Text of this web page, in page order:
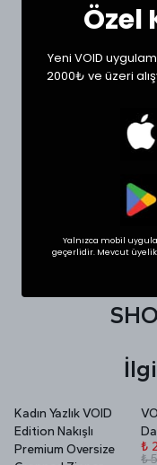
değişkenlik
dolabınızdaki
Ölçülerde +1/-1 cm
XLarge
Kadın Yazlık VOID
Edition Nakışlı
Premium Oversize
₺
₺
Özel
Yeni VOID
2000₺ ve üzeri
Yalnızca mobil
geçerlidir. Mevcut